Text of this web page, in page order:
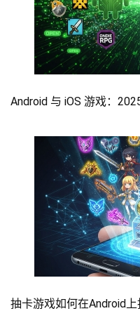
Android 与 iOS 游戏：
抽卡游戏如何在Android